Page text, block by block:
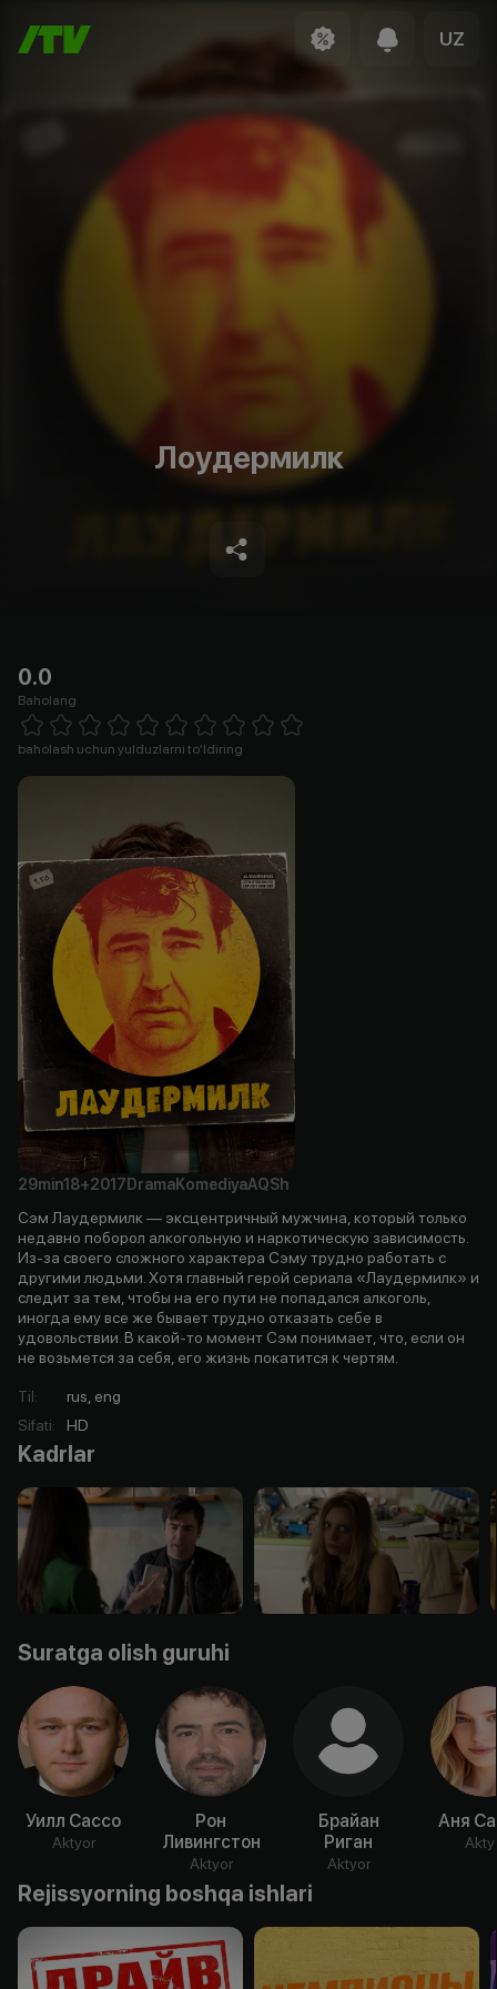
UZ
Лоудермилк
0.0
Baholang
1 Star 2 Stars 3 Stars 4 Stars5 Stars 6 Stars7 Stars8 Stars
baholash uchun yulduzlarni to'ldiring
29min18+2017 DramaKomediyaAQSh
Сэм Лаудермилк — эксцентричный мужчина, который только
недавно поборол алкогольную и наркотическую зависимость.
Из-за своего сложного характера Сэму трудно работать с
другими людьми. Хотя главный герой сериала «Лаудермилк» и
следит за тем, чтобы на его пути не попадался алкоголь,
иногда ему все же бывает трудно отказать себе в
удовольствии. В какой-то момент Сэм понимает, что, если он
не возьмется за себя, его жизнь покатится к чертям.
Til:
rus, eng
Sifati: HD
Kadrlar
Suratga olish guruhi
Уилл Сассо
Aktyor
Рон
Ливингстон
Aktyor
Брайан
Риган
Aktyor
Аня
Rejissyorning boshqa ishlari